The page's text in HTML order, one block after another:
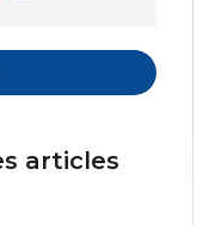
articles